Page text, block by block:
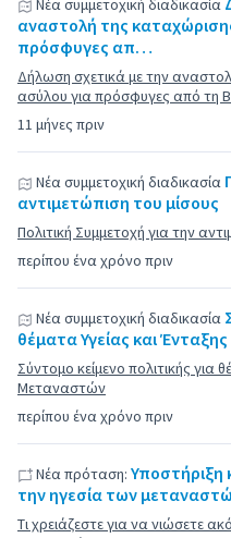
11 μήνες πριν
Νέα συμμετοχική διαδικασία
αναστολή της
πρόσφυγες απ…
Δήλωση σχετικά με την
ασύλου για πρόσφυγες από τη
περίπου ένα χρόνο πριν
Νέα συμμετοχική διαδικασία
αντιμετώπιση του μίσους
Πολιτική Συμμετοχή για την
περίπου ένα χρόνο πριν
Νέα συμμετοχική διαδικασία
θέματα Υγείας και
Σύντομο κείμενο πολιτικής για
Μεταναστών
Νέα πρόταση: Υποστήριξη
την ηγεσία των
Τι χρειάζεστε για να νιώσετε